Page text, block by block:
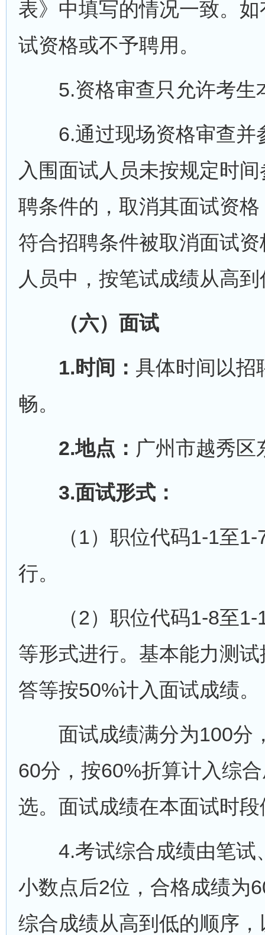
表》中填写的情况一致。
试资格或不予聘用。
5.资格审查只允许考生
6.通过现场资格审查并
入围面试人员未按规定时
聘条件的，取消其面试资
符合招聘条件被取消面试
人员中，按笔试成绩从高
（六）面试
1.时间： 具体时间以招
畅。
2.地点： 广州市越秀区
3.面试形式：
（1）职位代码1-1至1-7
行。
（2）职位代码1-8至1-
等形式进行。基本能力测
答等按50%计入面试成绩。
面试成绩满分为100分，
60分，按60%折算计入综
选。面试成绩在本面试时
4.考试综合成绩由笔试
小数点后2位，合格成绩为
综合成绩从高到低的顺序